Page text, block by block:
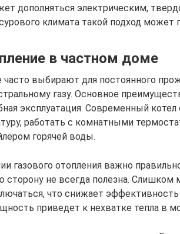
дополняться электрическим,
климата такой подход
в частном доме
часто выбирают для постоянного
газу. Основное
эксплуатация. Современный
работать с комнатными
горячей воды.
газового отопления важно
не всегда полезна.
что снижает эффективность
приведет к нехватке тепла в